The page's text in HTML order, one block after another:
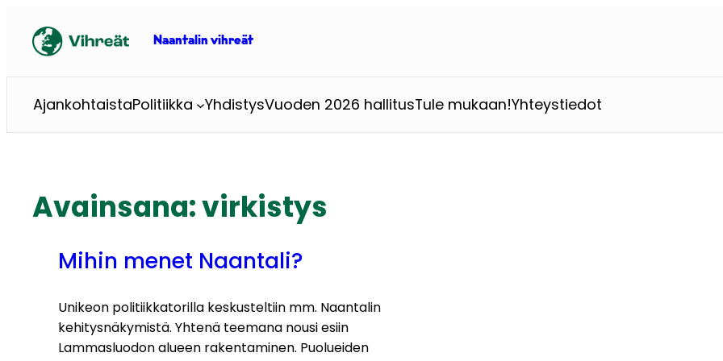
sisältöön
Naantalin vihreät
AjankohtaistaPolitiikka YhdistysVuoden 2026 hallitusTule mukaan!Yhteystiedot
Avainsana:virkistys
Mihin menet Naantali?
Unikeon politiikkatorilla keskusteltiin mm. Naantalin
kehitysnäkymistä. Yhtenä teemana nousi esiin
Lammasluodon alueen rakentaminen. Puolueiden